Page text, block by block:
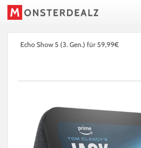
Echo Show 5 (3. Gen.) für 59,99€